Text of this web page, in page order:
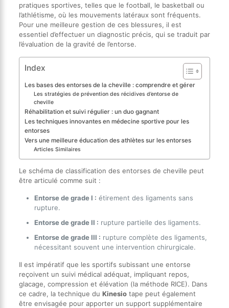
pratiques sportives, telles que le football, le basketball ou
l’athlétisme, où les mouvements latéraux sont fréquents.
Pour une meilleure gestion de ces blessures, il est
essentiel d’effectuer un diagnostic précis, qui se traduit par
l’évaluation de la gravité de l’entorse.
Index
Les bases des entorses de la cheville : comprendre et gérer
Les stratégies de prévention des récidives d’entorse de
cheville
Réhabilitation et suivi régulier : un duo gagnant
Les techniques innovantes en médecine sportive pour les
entorses
Vers une meilleure éducation des athlètes sur les entorses
Articles Similaires
Le schéma de classification des entorses de cheville peut
être articulé comme suit :
Entorse de grade I : étirement des ligaments sans
rupture.
Entorse de grade II : rupture partielle des ligaments.
Entorse de grade III : rupture complète des ligaments,
nécessitant souvent une intervention chirurgicale.
Il est impératif que les sportifs subissant une entorse
reçoivent un suivi médical adéquat, impliquant repos,
glacage, compression et élévation (la méthode RICE). Dans
ce cadre, la technique du Kinesiotape peut également
être envisagée pour apporter un support supplémentaire